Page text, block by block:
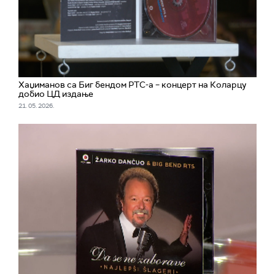
Хаџиманов са Биг бендом РТС-а – концерт на Коларцу
добио ЦД издање
21. 05. 2026.